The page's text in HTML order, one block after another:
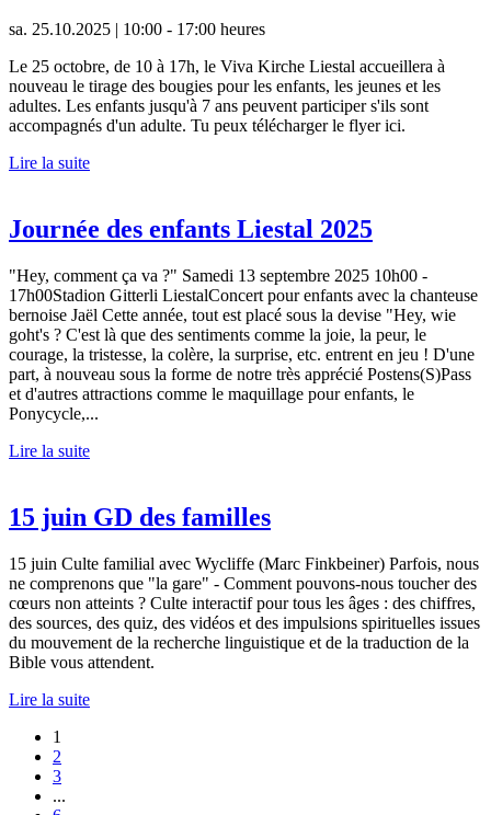
sa. 25.10.2025 | 10:00 - 17:00 heures
Le 25 octobre, de 10 à 17h, le Viva Kirche Liestal accueillera à
nouveau le tirage des bougies pour les enfants, les jeunes et les
adultes. Les enfants jusqu'à 7 ans peuvent participer s'ils sont
accompagnés d'un adulte. Tu peux télécharger le flyer ici.
Lire la suite
Journée des enfants Liestal 2025
"Hey, comment ça va ?" Samedi 13 septembre 2025 10h00 -
17h00Stadion Gitterli LiestalConcert pour enfants avec la chanteuse
bernoise Jaël Cette année, tout est placé sous la devise "Hey, wie
goht's ? C'est là que des sentiments comme la joie, la peur, le
courage, la tristesse, la colère, la surprise, etc. entrent en jeu ! D'une
part, à nouveau sous la forme de notre très apprécié Postens(S)Pass
et d'autres attractions comme le maquillage pour enfants, le
Ponycycle,...
Lire la suite
15 juin GD des familles
15 juin Culte familial avec Wycliffe (Marc Finkbeiner) Parfois, nous
ne comprenons que "la gare" - Comment pouvons-nous toucher des
cœurs non atteints ? Culte interactif pour tous les âges : des chiffres,
des sources, des quiz, des vidéos et des impulsions spirituelles issues
du mouvement de la recherche linguistique et de la traduction de la
Bible vous attendent.
Lire la suite
1
2
3
...